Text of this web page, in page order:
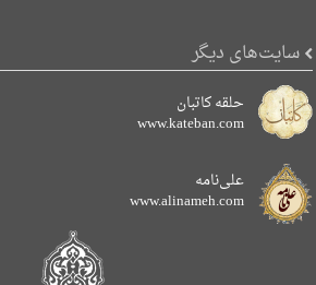
سایت‌های دیگر
حلقه کاتبان
www.kateban.com
علی‌نامه
www.alinameh.com